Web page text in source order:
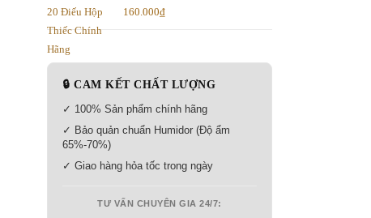
160.000₫
🔒 CAM KẾT CHẤT LƯỢNG
✓ 100% Sản phẩm chính hãng
✓ Bảo quản chuẩn Humidor (Độ ẩm
65%-70%)
✓ Giao hàng hỏa tốc trong ngày
TƯ VẤN CHUYÊN GIA 24/7: